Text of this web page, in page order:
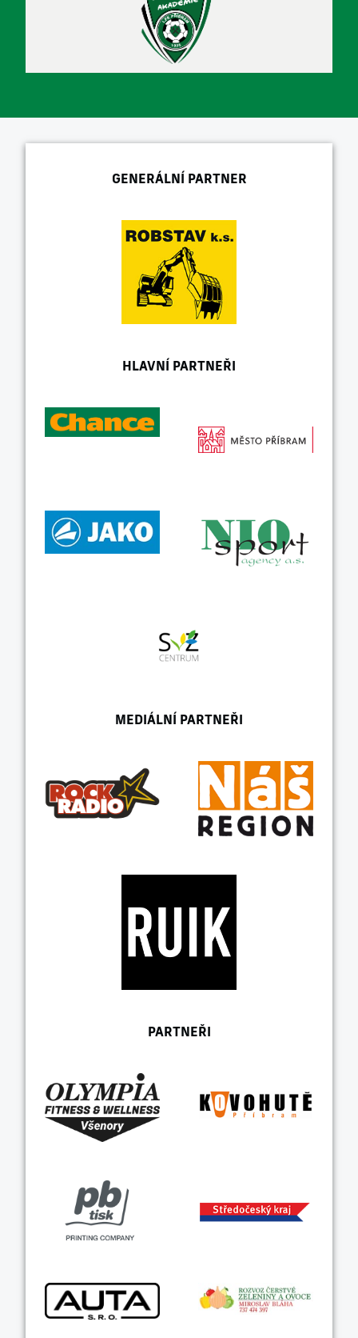
GENERÁLNÍ PARTNER
HLAVNÍ PARTNEŘI
MEDIÁLNÍ PARTNEŘI
PARTNEŘI